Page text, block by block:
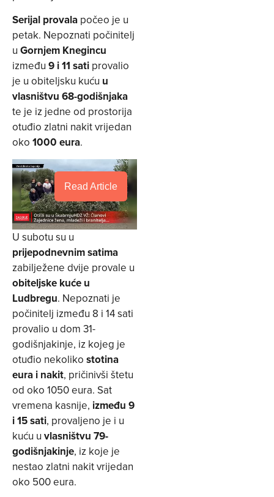
Serijal provala počeo je u
petak. Nepoznati počinitelj
u Gornjem Knegincu
između 9 i 11 sati provalio
je u obiteljsku kuću u
vlasništvu 68-godišnjaka
te je iz jedne od prostorija
otuđio zlatni nakit vrijedan
oko 1000 eura.
Read Article
U subotu su u
prijepodnevnim satima
zabilježene dvije provale u
obiteljske kuće u
Ludbregu. Nepoznati je
počinitelj između 8 i 14 sati
provalio u dom 31-
godišnjakinje, iz kojeg je
otuđio nekoliko stotina
eura i nakit, pričinivši štetu
od oko 1050 eura. Sat
vremena kasnije, između 9
i 15 sati, provaljeno je i u
kuću u vlasništvu 79-
godišnjakinje, iz koje je
nestao zlatni nakit vrijedan
oko 500 eura.